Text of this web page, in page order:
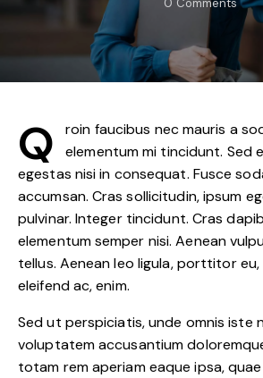
0 Comments
Q
roin faucibus nec mauris a
elementum mi tincidunt. Sed
egestas nisi in consequat. Fusce
accumsan. Cras sollicitudin, ipsum
pulvinar. Integer tincidunt. Cras
elementum semper nisi. Aenean
tellus. Aenean leo ligula, porttitor
eleifend ac, enim.
Sed ut perspiciatis, unde omnis iste
voluptatem accusantium
totam rem aperiam eaque ipsa,